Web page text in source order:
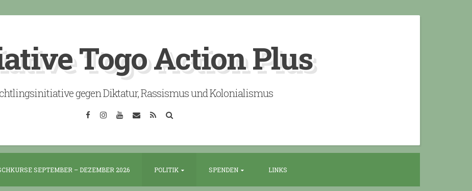
Togo Action Plus
gegen Diktatur, Rassismus und Kolonialismus
FacebookInstagramYouTube
EmailRSS
SEPTEMBER – DEZEMBER 2026 POLITIK SPENDEN LINKS